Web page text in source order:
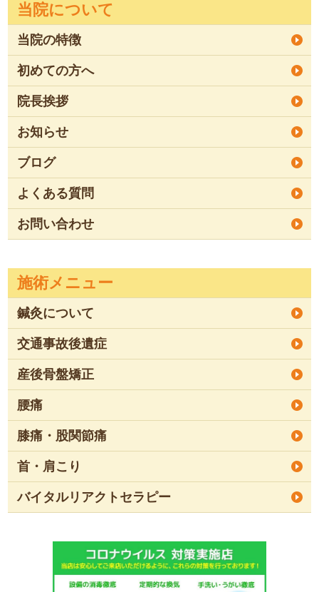
当院について
当院の特徴
初めての方へ
院長挨拶
お知らせ
ブログ
よくある質問
お問い合わせ
施術メニュー
鍼灸について
交通事故後遺症
産後骨盤矯正
腰痛
膝痛・股関節痛
首・肩こり
バイタルリアクトセラピー